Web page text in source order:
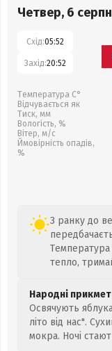
Четвер, 6
Схід:05:52
Захід:20:52
Температура С°
Відчувається як
Тиск, мм
Вологість, %
Вітер, м/с
Ймовірність опадів,
%
З ранку до
Температура
тепло,
Народні
Освячують
літо від нас".
мокра. Ночі